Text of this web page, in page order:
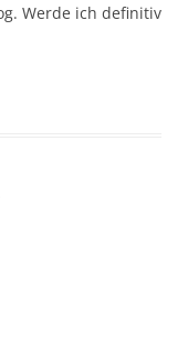
Werde ich definitiv